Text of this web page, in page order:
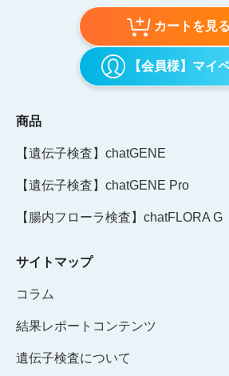
カートを見る
【会員様】マイ
商品
【遺伝子検査】chatGENE
【遺伝子検査】chatGENE Pro
【腸内フローラ検査】chatFLORA G
サイトマップ
コラム
結果レポートコンテンツ
遺伝子検査について